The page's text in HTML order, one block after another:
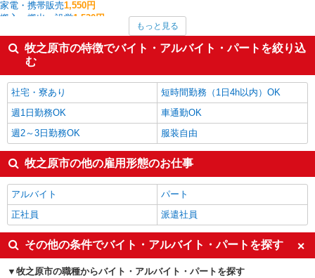
家電・携帯販売1,550円
搬入・搬出・設営1,530円
建物管理・設備管理・マンション管理員1,470円
その他軽作業・製造・物流1,467円
金属加工1,450円
経理・人事・労務・総務・法務
牧之原市の他の職種の平均時給を見る
もっと見る
牧之原市の特徴でバイト・アルバイト・パートを絞り込
む
社宅・寮あり
短時間勤務（1日4h以内）OK
週1日勤務OK
車通勤OK
週2～3日勤務OK
服装自由
牧之原市の他の雇用形態のお仕事
アルバイト
パート
正社員
派遣社員
その他の条件でバイト・アルバイト・パートを探す
牧之原市の職種からバイト・アルバイト・パートを探す